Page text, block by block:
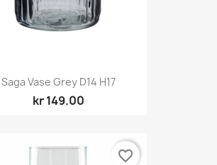
Saga Vase Grey D14 H17
kr 149.00
favorite_border